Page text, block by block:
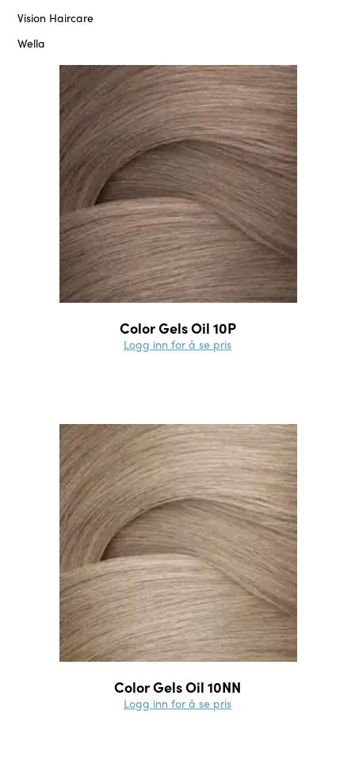
Vision Haircare
Wella
Color Gels Oil 10P
Logg inn for å se pris
Color Gels Oil 10NN
Logg inn for å se pris